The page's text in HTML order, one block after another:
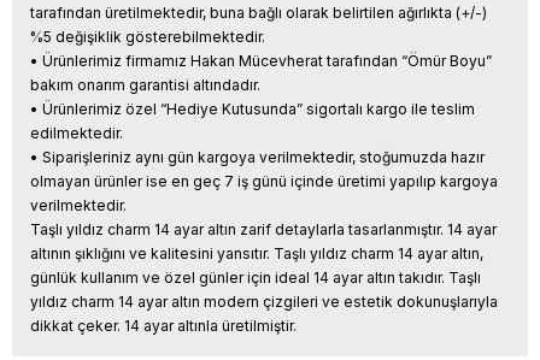
tarafından üretilmektedir, buna bağlı olarak belirtilen ağırlıkta (+/-)
%5 değişiklik gösterebilmektedir.
• Ürünlerimiz firmamız Hakan Mücevherat tarafından “Ömür Boyu”
bakım onarım garantisi altındadır.
• Ürünlerimiz özel “Hediye Kutusunda” sigortalı kargo ile teslim
edilmektedir.
• Siparişleriniz aynı gün kargoya verilmektedir, stoğumuzda hazır
olmayan ürünler ise en geç 7 iş günü içinde üretimi yapılıp kargoya
verilmektedir.
Taşlı yıldız charm 14 ayar altın zarif detaylarla tasarlanmıştır. 14 ayar
altının şıklığını ve kalitesini yansıtır. Taşlı yıldız charm 14 ayar altın,
günlük kullanım ve özel günler için ideal 14 ayar altın takıdır. Taşlı
yıldız charm 14 ayar altın modern çizgileri ve estetik dokunuşlarıyla
dikkat çeker. 14 ayar altınla üretilmiştir.